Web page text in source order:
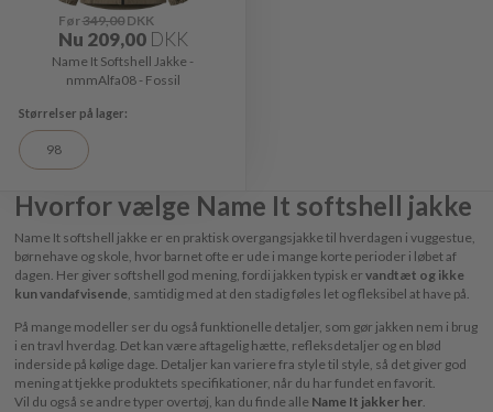
Før349,00DKK
Nu 209,00 DKK
Name It Softshell Jakke -
nmmAlfa08 - Fossil
98
Hvorfor vælge Name It softshell jakke
Name It softshell jakke er en praktisk overgangsjakke til hverdagen i vuggestue,
børnehave og skole, hvor barnet ofte er ude i mange korte perioder i løbet af
dagen. Her giver softshell god mening, fordi jakken typisk er vandtæt og ikke
kun vandafvisende, samtidig med at den stadig føles let og fleksibel at have på.
På mange modeller ser du også funktionelle detaljer, som gør jakken nem i brug
i en travl hverdag. Det kan være aftagelig hætte, refleksdetaljer og en blød
inderside på kølige dage. Detaljer kan variere fra style til style, så det giver god
mening at tjekke produktets specifikationer, når du har fundet en favorit.
Vil du også se andre typer overtøj, kan du finde alle Name It jakker her.